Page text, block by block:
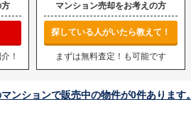
！
マンション売却をお考えの方
探している人がいたら教えて！
まずは無料査定！も可能です
ンションで販売中の物件が0件あります。